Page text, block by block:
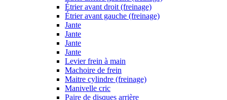
Étrier avant droit (freinage)
Étrier avant gauche (freinage)
Jante
Jante
Jante
Jante
Levier frein à main
Machoire de frein
Maitre cylindre (freinage)
Manivelle cric
Paire de disques arrière